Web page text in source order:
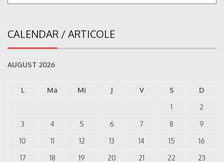
CALENDAR / ARTICOLE
AUGUST 2026
L Ma Mi J V S
D
1
2
3
4 5 6 7 8
9
10
11 12 13 14 15
16
17
18 19 20 21 22
23